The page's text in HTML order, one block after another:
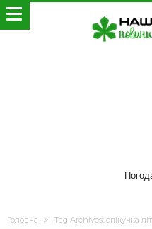
Головна Tag Archives: опікунка